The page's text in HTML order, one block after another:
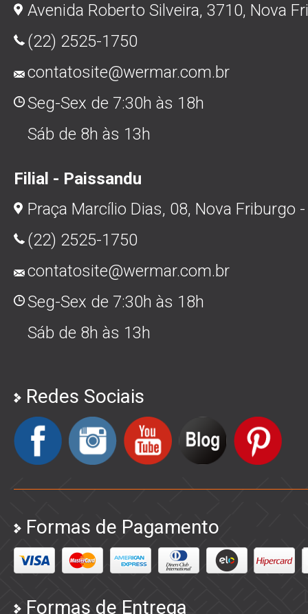
Avenida Roberto Silveira, 3710, Nova
(22) 2525-1750
contatosite@wermar.com.br
Seg-Sex de 7:30h às 18h
Sáb de 8h às 13h
Filial - Paissandu
Praça Marcílio Dias, 08, Nova Friburgo
(22) 2525-1750
contatosite@wermar.com.br
Seg-Sex de 7:30h às 18h
Sáb de 8h às 13h
Redes Sociais
Formas de Pagamento
Formas de Entrega